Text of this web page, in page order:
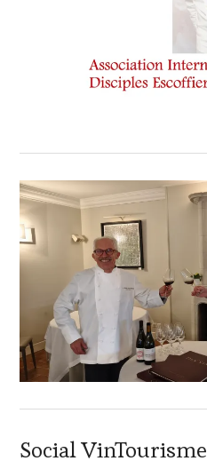
Social VinTourisme